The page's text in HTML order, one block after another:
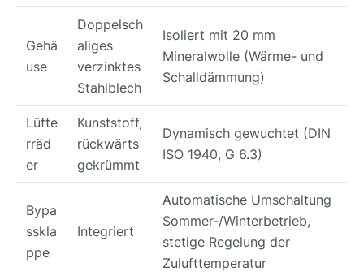
Gehä
use
Doppelsch
aliges
verzinktes
Stahlblech
Isoliert mit 20 mm
Mineralwolle (Wärme- und
Schalldämmung)
Lüfte
rräd
er
Kunststoff,
rückwärts
gekrümmt
Dynamisch gewuchtet (DIN
ISO 1940, G 6.3)
Bypa
sskla
ppe
Integriert
Automatische Umschaltung
Sommer-/Winterbetrieb,
stetige Regelung der
Zulufttemperatur